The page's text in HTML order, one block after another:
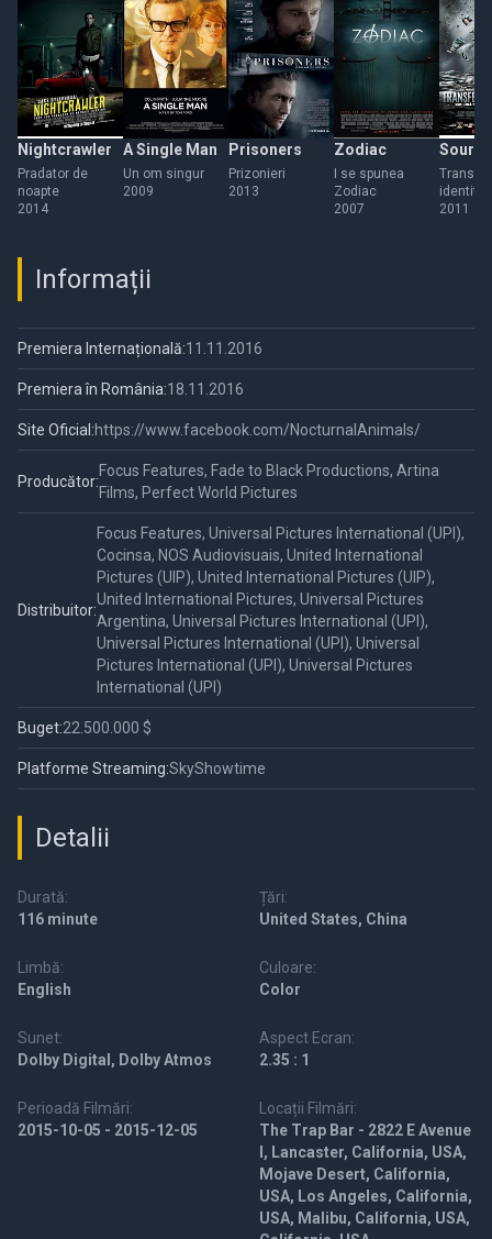
Nightcrawler
Pradator de
noapte
2014
A Single Man
Un om singur
2009
Prisoners
Prizonieri
2013
Zodiac
I se spunea
Zodiac
2007
2011
Informații
Premiera Internațională:11.11.2016
Premiera în România:18.11.2016
Site Oficial:https://www.facebook.com/NocturnalAnimals/
Producător:
Focus Features, Fade to Black Productions, Artina
Films, Perfect World Pictures
Distribuitor:
Focus Features, Universal Pictures International (UPI),
Cocinsa, NOS Audiovisuais, United International
Pictures (UIP), United International Pictures (UIP),
United International Pictures, Universal Pictures
Argentina, Universal Pictures International (UPI),
Universal Pictures International (UPI), Universal
Pictures International (UPI), Universal Pictures
International (UPI)
Buget:22.500.000 $
Platforme Streaming:SkyShowtime
Detalii
Durată:
116 minute
Țări:
United States, China
Limbă:
English
Culoare:
Color
Sunet:
Dolby Digital, Dolby Atmos
Aspect Ecran:
2.35 : 1
Perioadă Filmări:
2015-10-05 - 2015-12-05
Locații Filmări:
The Trap Bar - 2822 E Avenue
I, Lancaster, California, USA,
Mojave Desert, California,
USA, Los Angeles, California,
USA, Malibu, California, USA,